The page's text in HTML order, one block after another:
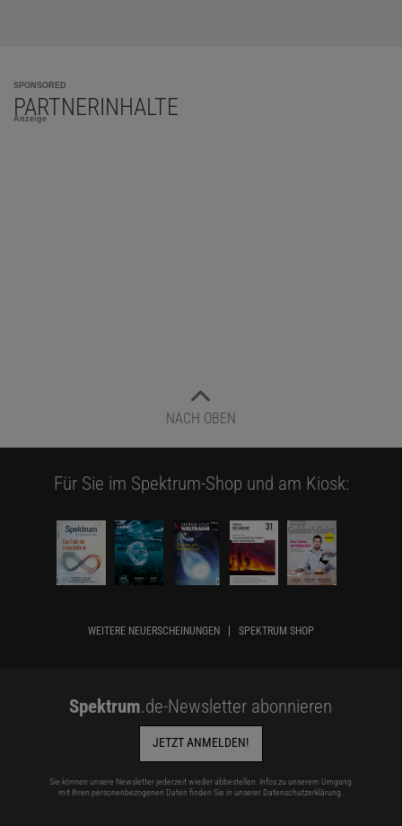
SPONSORED
PARTNERINHALTE
Anzeige
NACH OBEN
Für Sie im Spektrum-Shop und am Kiosk:
WEITERE NEUERSCHEINUNGEN SPEKTRUM SHOP
Spektrum.de-Newsletter abonnieren
JETZT ANMELDEN!
Sie können unsere Newsletter jederzeit wieder abbestellen. Infos zu unserem Umgang
mit Ihren personenbezogenen Daten finden Sie in unserer Datenschutzerklärung